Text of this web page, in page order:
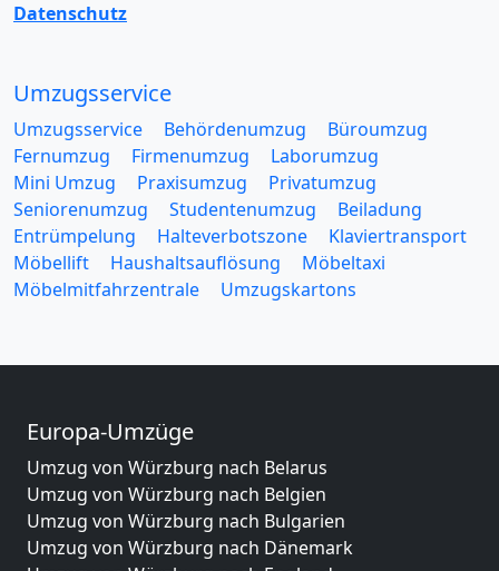
Datenschutz
Umzugsservice
Umzugsservice Behördenumzug
Büroumzug
Fernumzug
Firmenumzug
Laborumzug
Mini Umzug
Praxisumzug
Privatumzug
Seniorenumzug
Studentenumzug
Beiladung
Entrümpelung
Halteverbotszone
Klaviertransport
Möbellift
Haushaltsauflösung
Möbeltaxi
Möbelmitfahrzentrale
Umzugskartons
Europa-Umzüge
Umzug von Würzburg nach Belarus
Umzug von Würzburg nach Belgien
Umzug von Würzburg nach Bulgarien
Umzug von Würzburg nach Dänemark